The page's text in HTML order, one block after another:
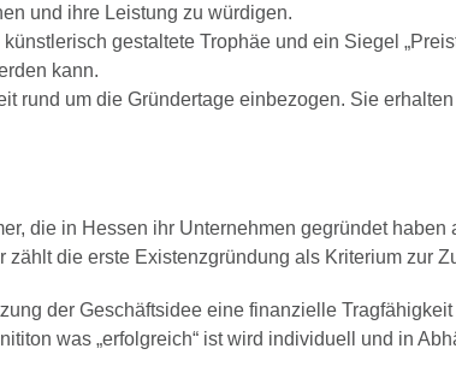
und ihre Leistung zu würdigen.
gestaltete Trophäe und ein Siegel
kann.
rund um die Gründertage einbezogen. Sie
die in Hessen ihr Unternehmen gegründet
die erste Existenzgründung als Kriterium zur
der Geschäftsidee eine finanzielle
was „erfolgreich“ ist wird individuell und in